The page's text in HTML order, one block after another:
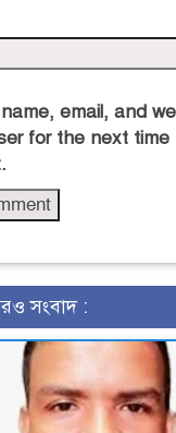
email, and
for the next time
সংবাদ :